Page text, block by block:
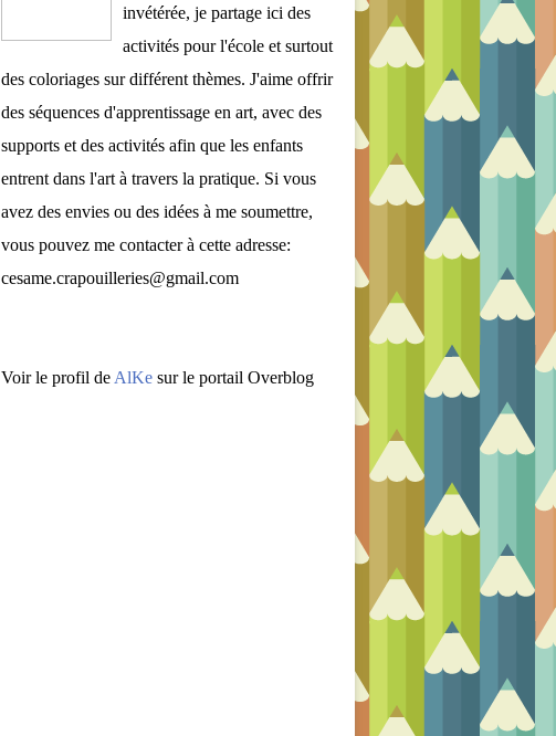
invétérée, je partage ici des
activités pour l'école et surtout
des coloriages sur différent thèmes. J'aime offrir
des séquences d'apprentissage en art, avec des
supports et des activités afin que les enfants
entrent dans l'art à travers la pratique. Si vous
avez des envies ou des idées à me soumettre,
vous pouvez me contacter à cette adresse:
cesame.crapouilleries@gmail.com
Voir le profil de AlKe sur le portail Overblog